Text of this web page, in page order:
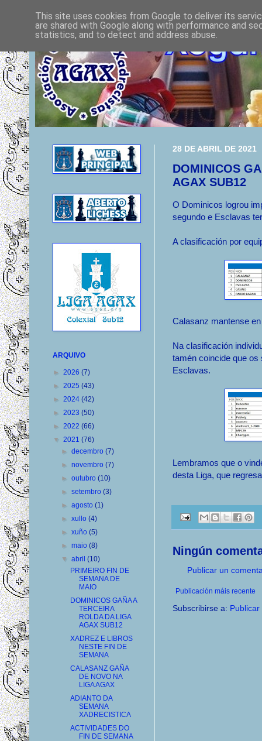
28 DE ABRIL DE 2021
DOMINICOS
AGAX SUB12
O Dominicos logrou
segundo e Esclavas
A clasificación por
Calasanz mantense
Na clasificación
tamén coincide que
Esclavas.
Lembramos que o
desta Liga, que
Ningún
Publicar un
Publicación máis recente
Subscribirse a:
ARQUIVO
► 2026 (7)
► 2025 (43)
► 2024 (42)
► 2023 (50)
► 2022 (66)
▼ 2021 (76)
►decembro(7)
►novembro(7)
►outubro(10)
►setembro(3)
►agosto(1)
►xullo(4)
►xuño(5)
►maio(8)
▼abril(10)
PRIMEIRO FIN DE
SEMANA DE
MAIO
DOMINICOS GAÑA A
TERCEIRA
ROLDA DA LIGA
AGAX SUB12
XADREZ E LIBROS
NESTE FIN DE
SEMANA
CALASANZ GAÑA
DE NOVO NA
LIGA AGAX
ADIANTO DA
SEMANA
XADRECISTICA
ACTIVIDADES DO
FIN DE SEMANA
This site uses cookies from Google to deliver its
are shared with Google along with performance and
statistics, and to detect and address abuse.